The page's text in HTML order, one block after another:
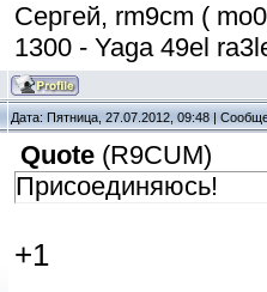
Сергей, rm9cm (
1300 - Yaga 49el
Дата: Пятница, 27.07.2012, 09:48 |
Quote (R9CUM)
Присоединяюсь!
+1